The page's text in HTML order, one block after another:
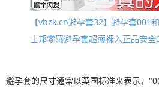
【vbzk.cn避孕套32】避孕套001
士邦零感避孕套超薄裸入正品安
避孕套的尺寸通常以英国标准来表示，